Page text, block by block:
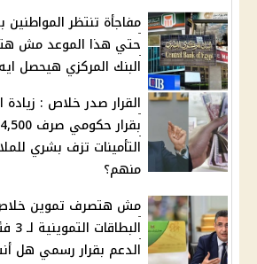
حتي هذا الموعد مش
البنك المركزي هيحصل
التأمينات تزف بشري
منهم؟
مش هتصرف تموين خلاص
الدعم بقرار رسمي هل